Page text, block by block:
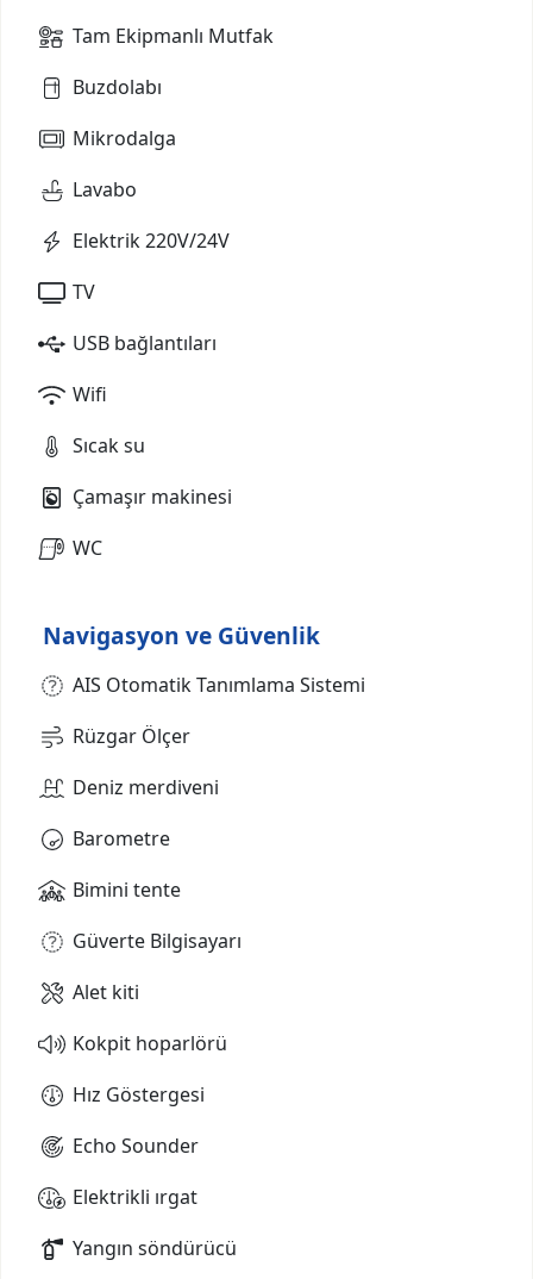
Tam Ekipmanlı Mutfak
Buzdolabı
Mikrodalga
Lavabo
Elektrik 220V/24V
TV
USB bağlantıları
Wifi
Sıcak su
Çamaşır makinesi
WC
Navigasyon ve Güvenlik
AIS Otomatik Tanımlama Sistemi
Rüzgar Ölçer
Deniz merdiveni
Barometre
Bimini tente
Güverte Bilgisayarı
Alet kiti
Kokpit hoparlörü
Hız Göstergesi
Echo Sounder
Elektrikli ırgat
Yangın söndürücü